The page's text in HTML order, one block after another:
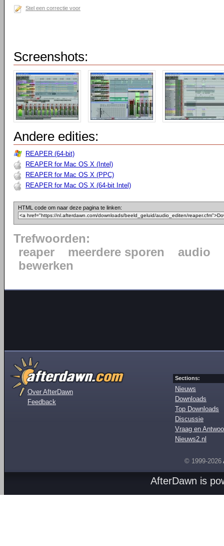
Stel een correctie voor
Screenshots:
Andere edities:
REAPER (64-bit)
REAPER for Mac OS X (Intel)
REAPER for Mac OS X (PPC)
REAPER for Mac OS X (64-bit Intel)
HTML code om naar deze pagina te linken:
Trefwoorden:
reaper
meerdere sporen
audio
bewerken
Over AfterDawn
Feedback
Sections:
Nieuws
Downloads
Top Downloads
Discussie
Vraag en
Nieuws2.nl
© 1999-2026
AfterDawn is